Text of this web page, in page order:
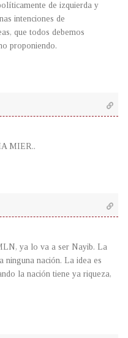
de izquierda y
intenciones de
que todos debemos
proponiendo.
MIER..
ya lo va a ser Nayib. La
ninguna nación. La idea es
la nación tiene ya riqueza,